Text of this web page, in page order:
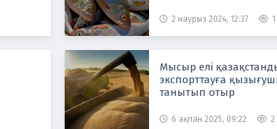
2 наурыз 2024, 12:37
Мысыр елі
экспорттауға
танытып отыр
6 ақпан 2025, 09:22 2